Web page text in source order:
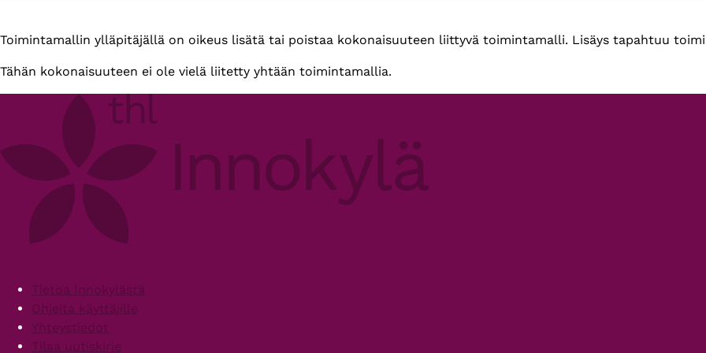
Primary
tabs
Toimintamallin ylläpitäjällä on oikeus lisätä tai poistaa kokonaisuuteen liittyvä toimintamalli. Lisäys tapahtuu
Tähän kokonaisuuteen ei ole vielä liitetty yhtään toimintamallia.
FooterTietoa Innokylästä
Ohjeita käyttäjille
Yhteystiedot
Tilaa uutiskirje